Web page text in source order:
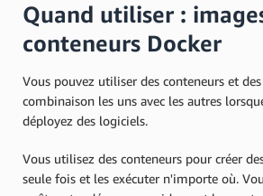
Quand utiliser :
conteneurs Docker
Vous pouvez utiliser des conteneurs et
combinaison les uns avec les autres
déployez des logiciels.
Vous utilisez des conteneurs pour créer
seule fois et les exécuter n'importe où.